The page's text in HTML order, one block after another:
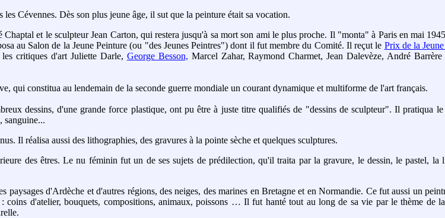
Cévennes. Dès son plus jeune âge, il sut que la peinture était sa vocation.
et le sculpteur Jean Carton, qui restera jusqu'à sa mort son ami le plus proche. Il "monta" à Paris en mai
au Salon de la Jeune Peinture (ou "des Jeunes Peintres") dont il fut membre du Comité. Il reçut le Prix de la
critiques d'art Juliette Darle, George Besson, Marcel Zahar, Raymond Charmet, Jean Dalevèze, André Barrère
qui constitua au lendemain de la seconde guerre mondiale un courant dynamique et multiforme de l'art français.
dessins, d'une grande force plastique, ont pu être à juste titre qualifiés de "dessins de sculpteur". Il pratiqua le
sanguine...
Il réalisa aussi des lithographies, des gravures à la pointe sèche et quelques sculptures.
des êtres. Le nu féminin fut un de ses sujets de prédilection, qu'il traita par la gravure, le dessin, le pastel, la
paysages d'Ardèche et d'autres régions, des neiges, des marines en Bretagne et en Normandie. Ce fut aussi un
coins d'atelier, bouquets, compositions, animaux, poissons … Il fut hanté tout au long de sa vie par le thème de